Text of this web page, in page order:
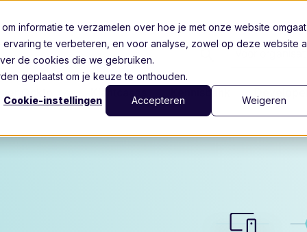
informatie te verzamelen over hoe je met onze website omgaat
te verbeteren, en voor analyse, zowel op deze website
de cookies die we gebruiken.
geplaatst om je keuze te onthouden.
Cookie-instellingen Accepteren Weigeren
Ockto Klantcases Kennisbank